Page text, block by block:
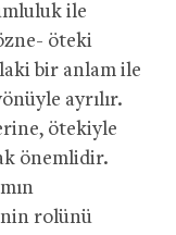
ile
öteki
bir anlam ile
ayrılır.
ötekiyle
önemlidir.
rolünü